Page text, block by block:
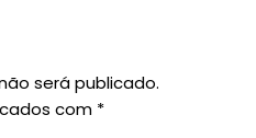
será publicado.
com *